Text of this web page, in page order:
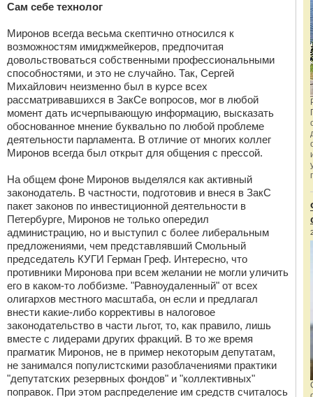
Сам себе технолог
Миронов всегда весьма скептично относился к
возможностям имиджмейкеров, предпочитая
довольствоваться собственными профессиональными
способностями, и это не случайно. Так, Сергей
Михайлович неизменно был в курсе всех
рассматривавшихся в ЗакСе вопросов, мог в любой
момент дать исчерпывающую информацию, высказать
обоснованное мнение буквально по любой проблеме
деятельности парламента. В отличие от многих коллег
Миронов всегда был открыт для общения с прессой.
На общем фоне Миронов выделялся как активный
законодатель. В частности, подготовив и внеся в ЗакС
пакет законов по инвестиционной деятельности в
Петербурге, Миронов не только опередил
администрацию, но и выступил с более либеральным
предложениями, чем представлявший Смольный
председатель КУГИ Герман Греф. Интересно, что
противники Миронова при всем желании не могли уличить
его в каком-то лоббизме. "Равноудаленный" от всех
олигархов местного масштаба, он если и предлагал
внести какие-либо коррективы в налоговое
законодательство в части льгот, то, как правило, лишь
вместе с лидерами других фракций. В то же время
прагматик Миронов, не в пример некоторым депутатам,
не занимался популистскими разоблачениями практики
"депутатских резервных фондов" и "коллективных"
поправок. При этом распределение им средств считалось